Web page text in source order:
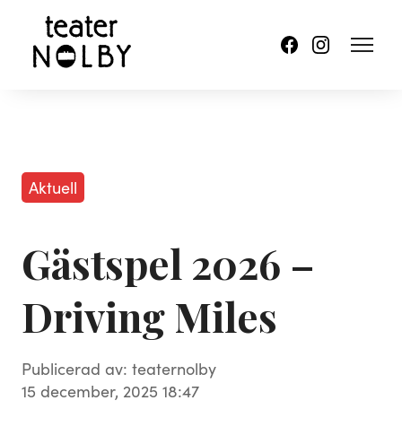
Aktuell
Gästspel 2026 –
Driving Miles
Publicerad av: teaternolby
15 december, 2025 18:47